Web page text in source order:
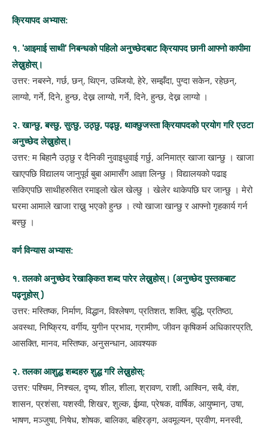
क्रियापद अभ्यास:
१. 'आइमाई साथी' निबन्धको पहिलो अनुच्छेदबाट क्रियापद छानी आफ्नो कापीमा
लेख्नुहोस्।
उत्तर: नबस्ने, गर्छ, छन्, थिएन, उब्जियो, हेरे, सम्झँदा, पुग्दा सकेन, रहेछन्,
लाग्यो, गर्ने, दिने, हुन्छ, देख्न लाग्यो, गर्ने, दिने, हुन्छ, देख्न लाग्यो ।
२. खान्छु, बस्छु, सुत्छु, उठ्छु, पढ्छु, थाक्छुजस्ता क्रियापदको प्रयोग गरि एउटा
अनुच्छेद लेख्नुहोस्।
उत्तर: म बिहानै उठ्छु र दैनिकी नुवाइधुवाई गर्छु, अनिमात्र खाजा खान्छु । खाजा
खाएपछि विद्यालय जानुपूर्व बुबा आमासँग आज्ञा लिन्छु । विद्यालयको पढाइ
सकिएपछि साथीहरुसित रमाइलो खेल खेल्छु । खेलेर थाकेपछि घर जान्छु । मेरो
घरमा आमाले खाजा राख्नु भएको हुन्छ । त्यो खाजा खान्छु र आफ्नो गृहकार्य गर्न
बस्छु ।
वर्ण विन्यास अभ्यास:
१. तलको अनुच्छेद रेखाङ्कित शब्द पारेर लेख्नुहोस्। (अनुच्छेद पुस्तकबाट
पढ्नुहोस् )
उत्तर: मस्तिष्क, निर्माण, विद्धान, विश्लेषण, प्रतिशत, शक्ति, बुद्धि, प्रतिष्ठा,
अवस्था, निष्क्रिय, वर्गीय, युगीन प्रभाव, ग्रामीण, जीवन कृषिकर्म अधिकारप्रति,
आसक्ति, मानव, मस्तिष्क, अनुसन्धान, आवश्यक
२. तलका आशुद्ध शब्दहरु शुद्ध गरि लेख्नुहोस्:
उत्तर: पश्चिम, निश्चल, दृष्य, शील, शीला, श्रावण, राशी, आश्विन, सबै, वंश,
शासन, प्रशंसा, यशस्वी, शिखर, शुल्क, ईष्र्या, प्रेषक, वार्षिक, आयुष्मान्, उषा,
भाषण, मञ्जुषा, निषेध, शोषक, बालिका, बहिरङ्ग, अवमूल्यन, प्रवीण, मनस्वी,